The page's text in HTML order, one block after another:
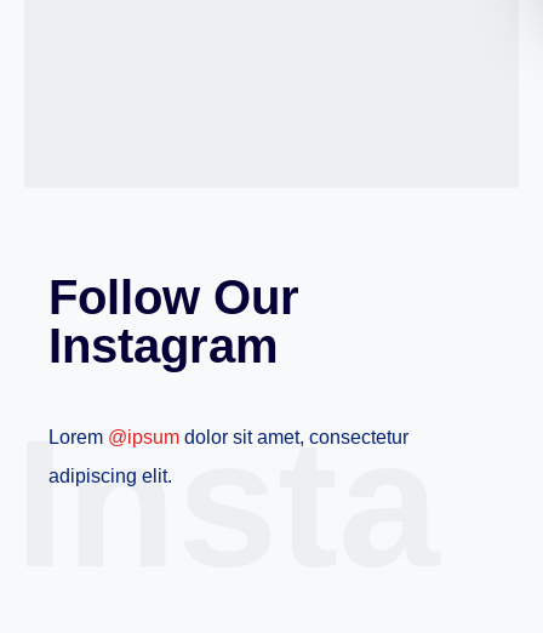
Follow Our
Instagram
Lorem @ipsum dolor sit amet, consectetur
adipiscing elit.
Insta